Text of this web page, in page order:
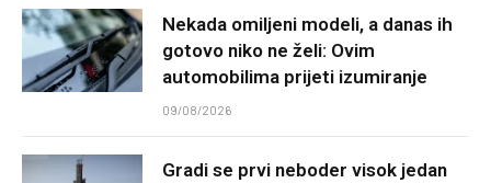
Nekada omiljeni modeli, a danas ih
gotovo niko ne želi: Ovim
automobilima prijeti izumiranje
09/08/2026
Gradi se prvi neboder visok jedan